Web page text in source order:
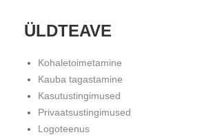
ÜLDTEAVE
Kohaletoimetamine
Kauba tagastamine
Kasutustingimused
Privaatsustingimused
Logoteenus